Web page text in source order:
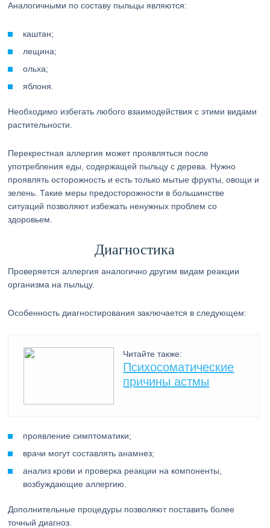
Аналогичными по составу пыльцы являются:
каштан;
лещина;
ольха;
яблоня.
Необходимо избегать любого взаимодействия с этими видами
растительности.
Перекрестная аллергия может проявляться после
употребления еды, содержащей пыльцу с дерева. Нужно
проявлять осторожность и есть только мытые фрукты, овощи и
зелень. Такие меры предосторожности в большинстве
ситуаций позволяют избежать ненужных проблем со
здоровьем.
Диагностика
Проверяется аллергия аналогично другим видам реакции
организма на пыльцу.
Особенность диагностирования заключается в следующем:
Читайте также:
Психосоматические
причины астмы
проявление симптоматики;
врачи могут составлять анамнез;
анализ крови и проверка реакции на компоненты,
возбуждающие аллергию.
Дополнительные процедуры позволяют поставить более
точный диагноз.